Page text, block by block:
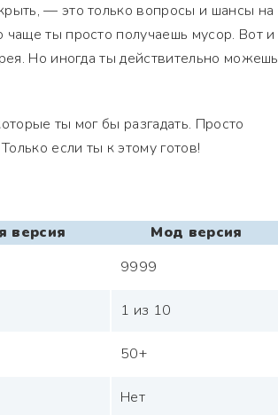
— это только вопросы и шансы на
ты просто получаешь мусор. Вот и
Но иногда ты действительно можешь
ты мог бы разгадать. Просто
если ты к этому готов!
версия
Мод версия
9999
1 из 10
50+
Нет